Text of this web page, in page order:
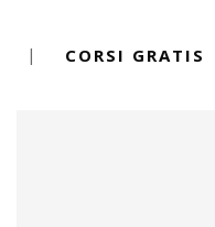
CORSI GRATIS